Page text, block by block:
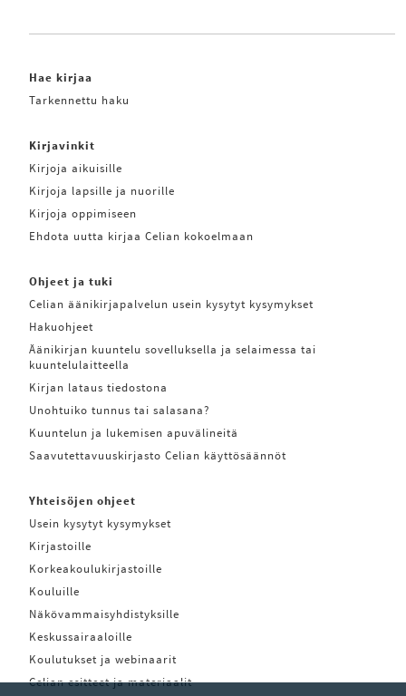
Hae kirjaa
Tarkennettu haku
Kirjavinkit
Kirjoja aikuisille
Kirjoja lapsille ja nuorille
Kirjoja oppimiseen
Ehdota uutta kirjaa Celian kokoelmaan
Ohjeet ja tuki
Celian äänikirjapalvelun usein kysytyt kysymykset
Hakuohjeet
Äänikirjan kuuntelu sovelluksella ja selaimessa tai
kuuntelulaitteella
Kirjan lataus tiedostona
Unohtuiko tunnus tai salasana?
Kuuntelun ja lukemisen apuvälineitä
Saavutettavuuskirjasto Celian käyttösäännöt
Yhteisöjen ohjeet
Usein kysytyt kysymykset
Kirjastoille
Korkeakoulukirjastoille
Kouluille
Näkövammaisyhdistyksille
Keskussairaaloille
Koulutukset ja webinaarit
Celian esitteet ja materiaalit